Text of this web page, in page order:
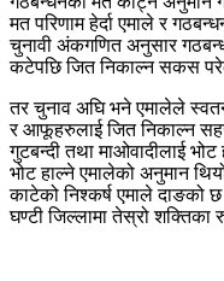
मत परिणाम हेर्दा एमाले र
चुनावी अंकगणित अनुसार
कटेपछि जित निकाल्न सकस
तर चुनाव अघि भने एमालेले
र आफूहरुलाई जित निकाल्न
गुटबन्दी तथा माओवादीलाई
भोट हाल्ने एमालेको अनुमान
काटेको निश्कर्ष एमाले दाङको
घण्टी जिल्लामा तेस्रो शक्तिका